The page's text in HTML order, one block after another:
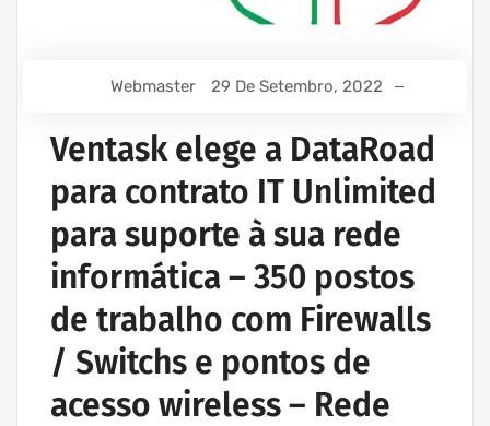
Webmaster 29 De Setembro, 2022
Ventask elege a DataRoad
para contrato IT Unlimited
para suporte à sua rede
informática – 350 postos
de trabalho com Firewalls
/ Switchs e pontos de
acesso wireless – Rede